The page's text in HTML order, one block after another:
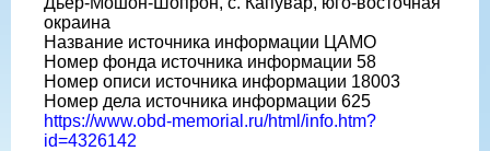
окраина
Название источника информации ЦАМО
Номер фонда источника информации 58
Номер описи источника информации 18003
Номер дела источника информации 625
https://www.obd-memorial.ru/html/info.htm?
id=4326142